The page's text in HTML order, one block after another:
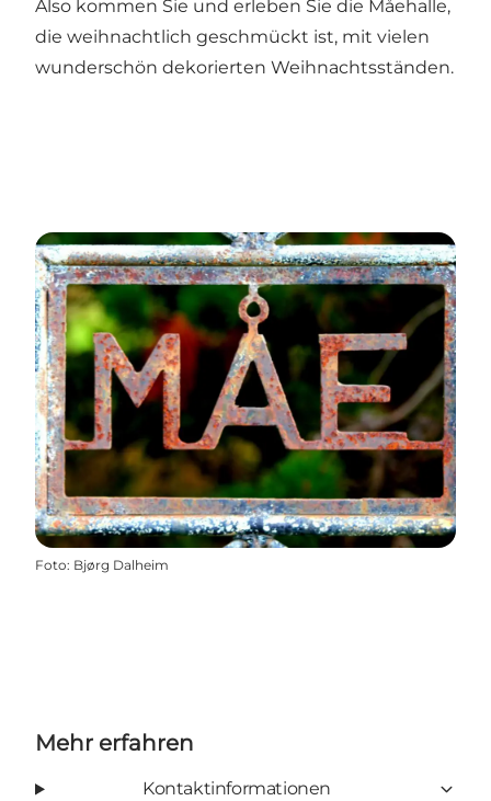
Also kommen Sie und erleben Sie die Måehalle,
die weihnachtlich geschmückt ist, mit vielen
wunderschön dekorierten Weihnachtsständen.
Foto: Bjørg Dalheim
Mehr erfahren
Kontaktinformationen